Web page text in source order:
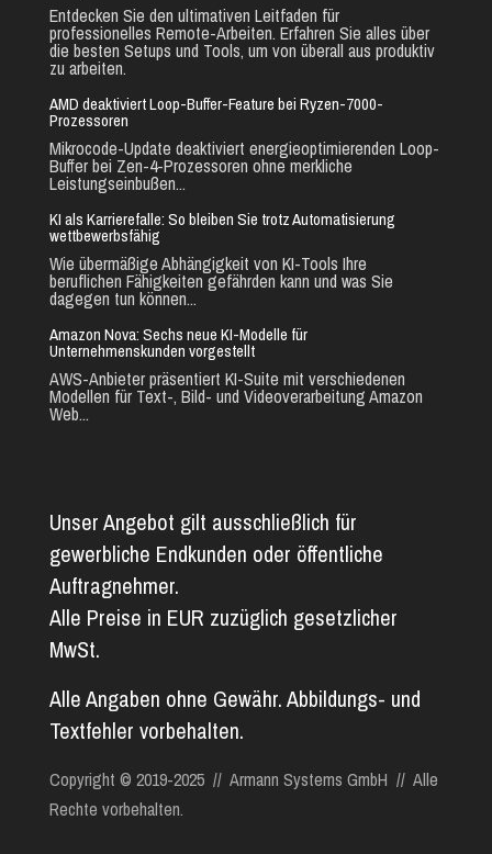
Entdecken Sie den ultimativen Leitfaden für
professionelles Remote-Arbeiten. Erfahren Sie alles über
die besten Setups und Tools, um von überall aus produktiv
zu arbeiten.
AMD deaktiviert Loop-Buffer-Feature bei Ryzen-7000-
Prozessoren
Mikrocode-Update deaktiviert energieoptimierenden Loop-
Buffer bei Zen-4-Prozessoren ohne merkliche
Leistungseinbußen...
KI als Karrierefalle: So bleiben Sie trotz Automatisierung
wettbewerbsfähig
Wie übermäßige Abhängigkeit von KI-Tools Ihre
beruflichen Fähigkeiten gefährden kann und was Sie
dagegen tun können...
Amazon Nova: Sechs neue KI-Modelle für
Unternehmenskunden vorgestellt
AWS-Anbieter präsentiert KI-Suite mit verschiedenen
Modellen für Text-, Bild- und Videoverarbeitung Amazon
Web...
Unser Angebot gilt ausschließlich für
gewerbliche Endkunden oder öffentliche
Auftragnehmer.
Alle Preise in EUR zuzüglich gesetzlicher
MwSt.
Alle Angaben ohne Gewähr. Abbildungs- und
Textfehler vorbehalten.
Copyright © 2019-2025 // Armann Systems GmbH // Alle
Rechte vorbehalten.